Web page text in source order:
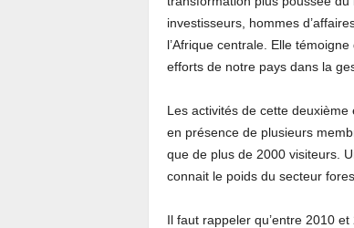
investisseurs, hommes
l’Afrique centrale. Elle
efforts de notre pays dans la
Les activités de cette
en présence de plusieurs
que de plus de 2000 visiteurs.
connait le poids du secteur
Il faut rappeler qu’entre 2010